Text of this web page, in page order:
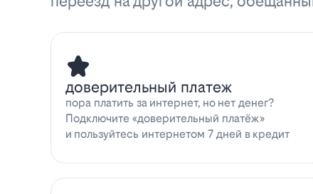
доверительный платеж
пора платить за интернет, но нет денег?
Подключите «доверительный платёж»
и пользуйтесь интернетом 7 дней в кредит